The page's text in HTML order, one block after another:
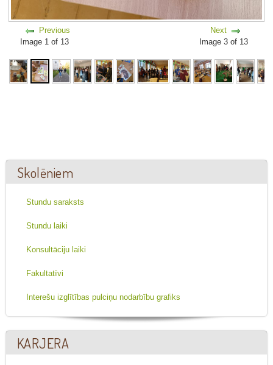
Previous
Image 1 of 13
Next
Image 3 of 13
Skolēniem
Stundu saraksts
Stundu laiki
Konsultāciju laiki
Fakultatīvi
Interešu izglītības pulciņu nodarbību grafiks
KARJERA